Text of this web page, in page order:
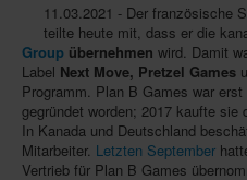
Podcast
SpieleMag
Infos
Shop
Download spielbox Special
11.03.2021 - Der französische
teilte heute mit, dass er die
Group übernehmen wird. Damit
Label Next Move, Pretzel Games
Programm. Plan B Games war erst
gegründet worden; 2017 kaufte sie
In Kanada und Deutschland
Mitarbeiter. Letzten September
Vertrieb für Plan B Games